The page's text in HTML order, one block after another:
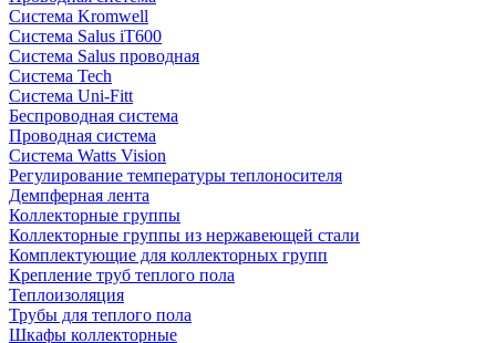
Система Kromwell
Система Salus iT600
Система Salus проводная
Система Tech
Система Uni-Fitt
Беспроводная система
Проводная система
Система Watts Vision
Регулирование температуры теплоносителя
Демпферная лента
Коллекторные группы
Коллекторные группы из нержавеющей стали
Комплектующие для коллекторных групп
Крепление труб теплого пола
Теплоизоляция
Трубы для теплого пола
Шкафы коллекторные